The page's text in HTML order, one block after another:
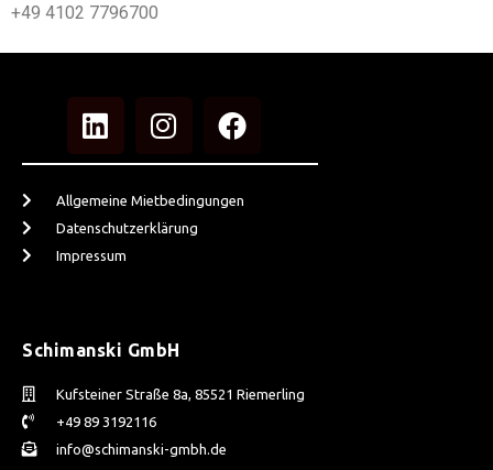
+49 4102 7796700
Allgemeine Mietbedingungen
Datenschutzerklärung
Impressum
Schimanski GmbH
Kufsteiner Straße 8a, 85521 Riemerling
+49 89 3192116
info@schimanski-gmbh.de